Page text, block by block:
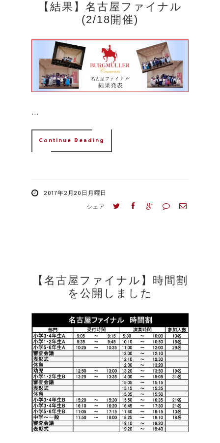
【結果】名古屋ファイナル
(2/18開催)
...
Continue Reading
2017年2月20日月曜日
シェア
【名古屋ファイナル】時間割
を公開しました